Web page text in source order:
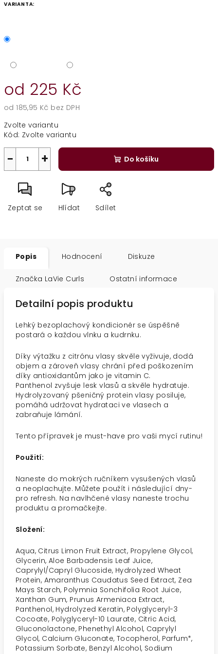
VARIANTA:
od 225 Kč
od185,95 Kč bez DPH
cena:
Zvolte variantu
Kód: Zvolte variantu
+
− Do košíku
Zeptat se Hlídat Sdílet
Popis Hodnocení Diskuze
Značka LaVie Curls Ostatní informace
Detailní popis produktu
Lehký bezoplachový kondicionér se úspěšně
postará o každou vlnku a kudrnku.
Díky výtažku z citrónu vlasy skvěle vyživuje, dodá
objem a zároveň vlasy chrání před poškozením
díky antioxidantům jako je vitamin C.
Panthenol zvyšuje lesk vlasů a skvěle hydratuje.
Hydrolyzovaný pšeničný protein vlasy posiluje,
pomáhá udržovat hydrataci ve vlasech a
zabraňuje lámání.
Tento přípravek je must-have pro vaši mycí rutinu!
Použití:
Naneste do mokrých ručníkem vysušených vlasů
a neoplachujte. Můžete použít i následující dny-
pro refresh. Na navlhčené vlasy naneste trochu
produktu a promačkejte.
Složení:
Aqua, Citrus Limon Fruit Extract, Propylene Glycol,
Glycerin, Aloe Barbadensis Leaf Juice,
Caprylyl/Capryl Glucoside, Hydrolyzed Wheat
Protein, Amaranthus Caudatus Seed Extract, Zea
Mays Starch, Polymnia Sonchifolia Root Juice,
Xanthan Gum, Prunus Armeniaca Extract,
Panthenol, Hydrolyzed Keratin, Polyglyceryl-3
Cocoate, Polyglyceryl-10 Laurate, Citric Acid,
Gluconolactone, Phenethyl Alcohol, Caprylyl
Glycol, Calcium Gluconate, Tocopherol, Parfum*,
Potassium Sorbate, Benzyl Alcohol, Sodium